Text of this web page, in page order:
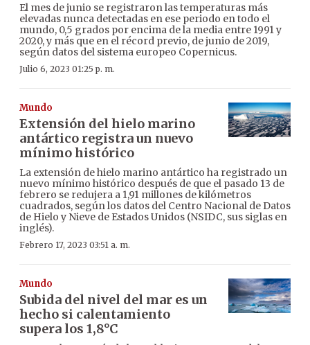
El mes de junio se registraron las temperaturas más
elevadas nunca detectadas en ese periodo en todo el
mundo, 0,5 grados por encima de la media entre 1991 y
2020, y más que en el récord previo, de junio de 2019,
según datos del sistema europeo Copernicus.
Julio 6, 2023 01:25 p. m.
Mundo
Extensión del hielo marino
antártico registra un nuevo
mínimo histórico
La extensión de hielo marino antártico ha registrado un
nuevo mínimo histórico después de que el pasado 13 de
febrero se redujera a 1,91 millones de kilómetros
cuadrados, según los datos del Centro Nacional de Datos
de Hielo y Nieve de Estados Unidos (NSIDC, sus siglas en
inglés).
Febrero 17, 2023 03:51 a. m.
Mundo
Subida del nivel del mar es un
hecho si calentamiento
supera los 1,8°C